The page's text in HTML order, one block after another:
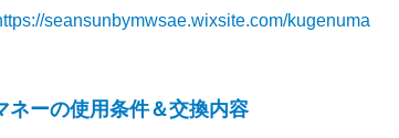
seansunbymwsae.wixsite.com/kugenuma
ネーの使用条件＆交換内容